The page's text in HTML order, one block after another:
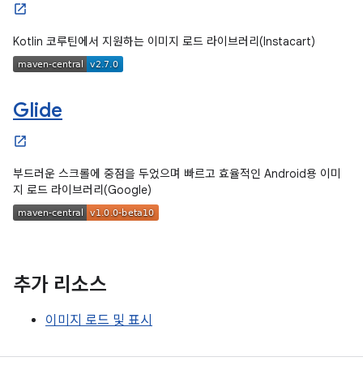
Kotlin 코루틴에서 지원하는 이미지 로드 라이브러리(Instacart)
Glide
부드러운 스크롤에 중점을 두었으며 빠르고 효율적인 Android용 이미
지 로드 라이브러리(Google)
추가 리소스
이미지 로드 및 표시